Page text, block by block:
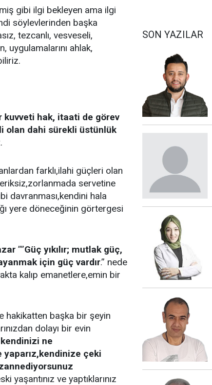
gibi ilgi bekleyen ama ilgi
söylevlerinden başka
tezcanlı, vesveseli,
uygulamalarını ahlak,
kuvveti hak, itaati de görev
dahi sürekli üstünlük
farklı,ilahi güçleri olan
servetine
davranması,kendini hala
yere döneceğinin görtergesi
””Güç yıkılır; mutlak güç,
için güç vardır.” nede
kalıp emanetlere,emin bir
hakikatten başka bir şeyin
dolayı bir evin
ne
çeki
yaşantınız ve yaptıklarınız
SON YAZILAR